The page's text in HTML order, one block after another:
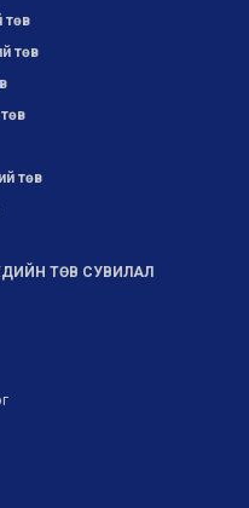
төв
төв
төв
ТӨВ СУВИЛАЛ